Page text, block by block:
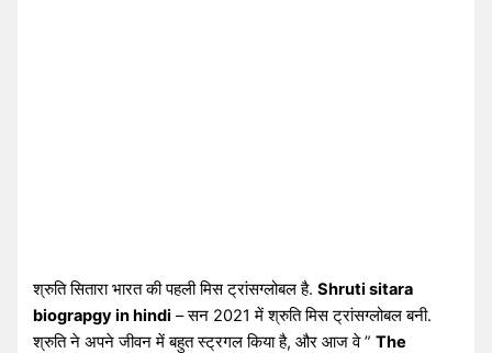
श्रुति सितारा भारत की पहली मिस ट्रांसग्लोबल है.Shruti sitara
biograpgy in hindi – सन 2021 में श्रुति मिस ट्रांसग्लोबल बनी.
श्रुति ने अपने जीवन में बहुत स्ट्रगल किया है, और आज वे ”The